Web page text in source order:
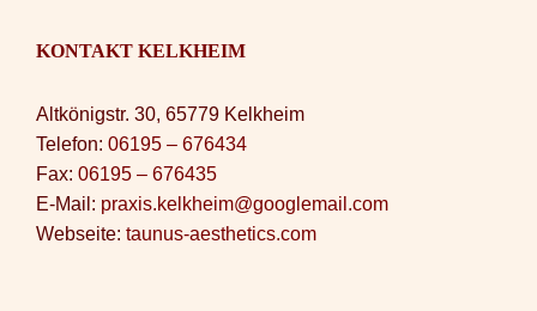
KONTAKT KELKHEIM
Altkönigstr. 30, 65779 Kelkheim
Telefon: 06195 – 676434
Fax: 06195 – 676435
E-Mail: praxis.kelkheim@googlemail.com
Webseite: taunus-aesthetics.com